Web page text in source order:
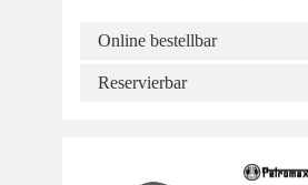
Online bestellbar
Reservierbar